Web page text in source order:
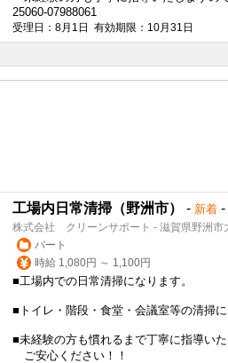
25060-07988061
受理日：8月1日 有効期限：10月31日
工場内日常清掃（野洲市） - 新着 -
株式会社 クリーンサポート - 滋賀県野洲市
パート
時給 1,080円 ～ 1,100円
■工場内での日常清掃になります。
■トイレ・階段・食堂・会議室等の清掃に
■未経験の方も慣れるまで丁寧に指導い
ご安心ください！！